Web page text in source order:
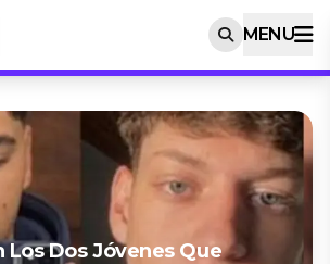
MENU
Los Dos Jóvenes Que